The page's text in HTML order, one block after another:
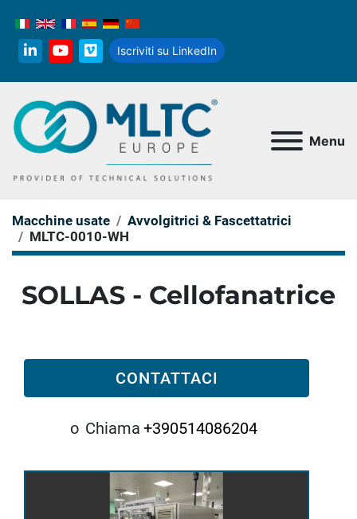
linkedinyoutube
vimeo
Iscriviti su LinkedIn
Menu
Macchine usate
Avvolgitrici & Fascettatrici
MLTC-0010-WH
SOLLAS - Cellofanatrice
CONTATTACI
o Chiama +390514086204